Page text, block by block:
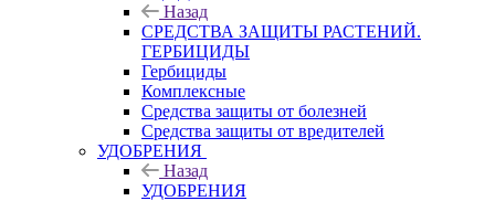
Назад
СРЕДСТВА ЗАЩИТЫ РАСТЕНИЙ.
ГЕРБИЦИДЫ
Гербициды
Комплексные
Средства защиты от болезней
Средства защиты от вредителей
УДОБРЕНИЯ
Назад
УДОБРЕНИЯ